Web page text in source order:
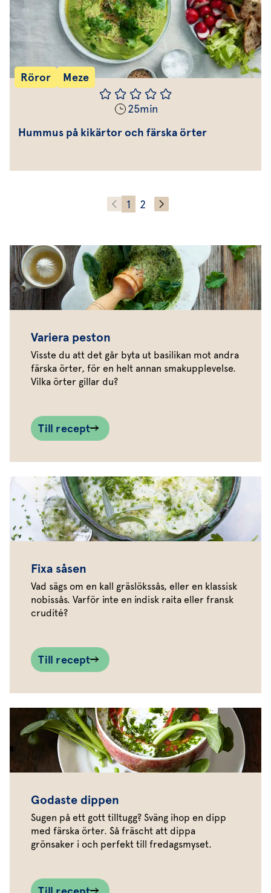
Röror Meze
25min
Hummus på kikärtor och färska örter
1 2
Variera peston
Visste du att det går byta ut basilikan mot andra
färska örter, för en helt annan smakupplevelse.
Vilka örter gillar du?
Till recept
Fixa såsen
Vad sägs om en kall gräslökssås, eller en klassisk
nobissås. Varför inte en indisk raita eller fransk
crudité?
Till recept
Godaste dippen
Sugen på ett gott tilltugg? Sväng ihop en dipp
med färska örter. Så fräscht att dippa
grönsaker i och perfekt till fredagsmyset.